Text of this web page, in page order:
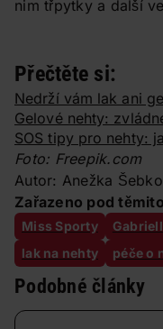
nim třpytky a další
Přečtěte si:
Nedrží vám lak ani
Gelové nehty:
SOS tipy pro nehty:
Foto: Freepik.com
Autor: Anežka
Zařazeno pod
Miss Sporty
lak na nehty
péče o
Podobné články